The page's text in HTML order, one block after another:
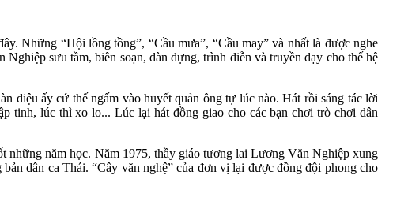
Những “Hội lồng tồng”, “Cầu mưa”, “Cầu may” và nhất là được nghe
sưu tầm, biên soạn, dàn dựng, trình diễn và truyền dạy cho thế hệ
điệu ấy cứ thế ngấm vào huyết quản ông tự lúc nào. Hát rồi sáng tác lời
tinh, lúc thì xo lo... Lúc lại hát đồng giao cho các bạn chơi trò chơi dân
những năm học. Năm 1975, thầy giáo tương lai Lương Văn Nghiệp xung
dân ca Thái. “Cây văn nghệ” của đơn vị lại được đồng đội phong cho